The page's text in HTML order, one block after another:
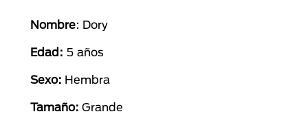
Nombre: Dory
Edad: 5 años
Sexo: Hembra
Tamaño: Grande